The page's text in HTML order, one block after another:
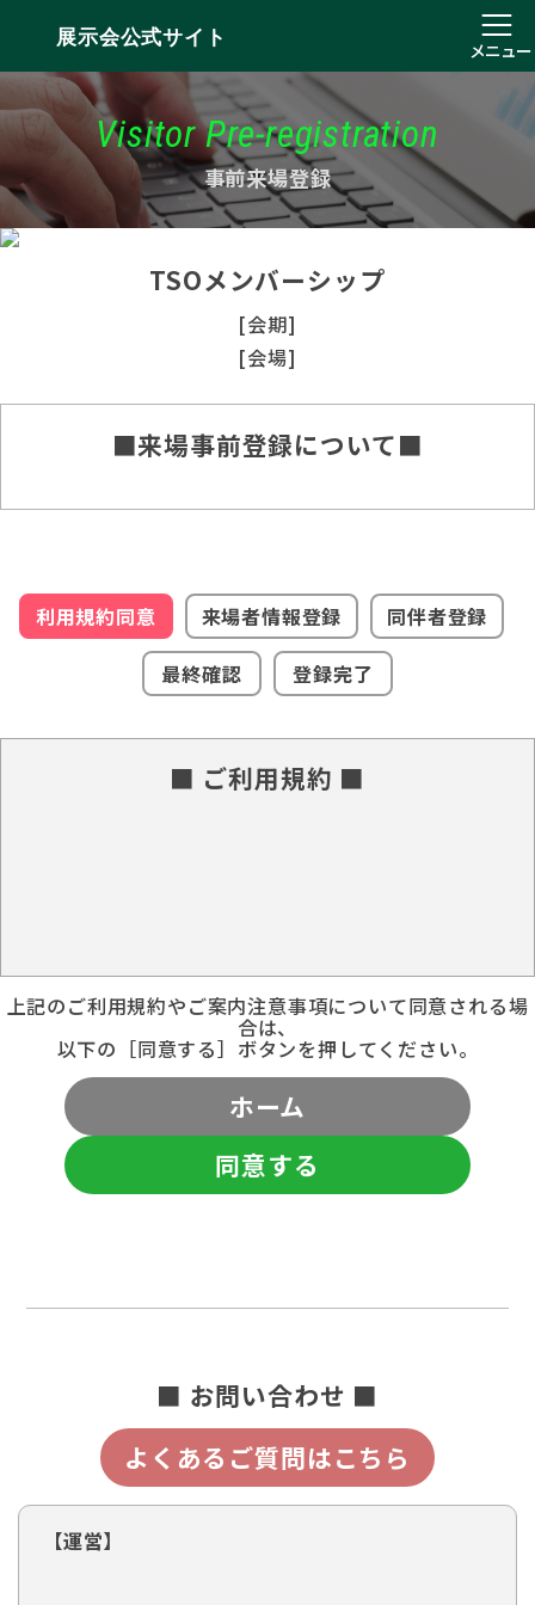
展示会公式サイト
メニュー
Visitor Pre-registration
事前来場登録
TSOメンバーシップ
[会期]
[会場]
■来場事前登録について■
利用規約同意 来場者情報登録
同伴者登録
最終確認
登録完了
■ ご利用規約 ■
上記のご利用規約やご案内注意事項について同意される場
合は、
以下の［同意する］ボタンを押してください。
ホーム
同意する
■ お問い合わせ ■
よくあるご質問はこちら
【運営】